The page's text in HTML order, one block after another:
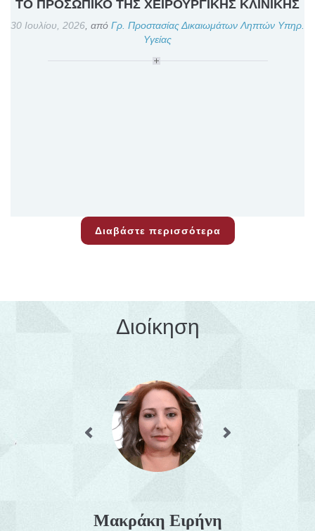
ΤΟ ΠΡΟΣΩΠΙΚΟ ΤΗΣ ΧΕΙΡΟΥΡΓΙΚΗΣ ΚΛΙΝΙΚΗΣ
30 Ιουλίου, 2026 από Γρ. Προστασίας Δικαιωμάτων Ληπτών Υπηρ.
Υγείας
Διαβάστε περισσότερα
Διοίκηση
Μακράκη Ειρήνη